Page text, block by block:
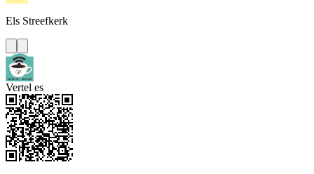
Els Streefkerk
Vertel es